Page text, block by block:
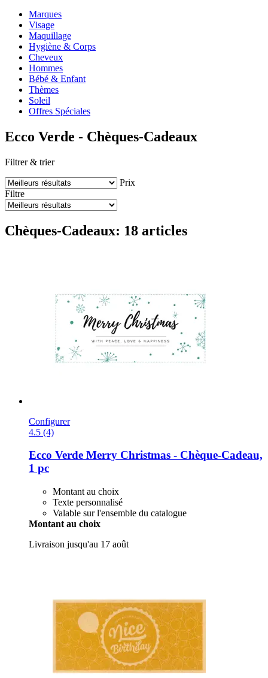
Marques
Visage
Maquillage
Hygiène & Corps
Cheveux
Hommes
Bébé & Enfant
Thèmes
Soleil
Offres Spéciales
Ecco Verde - Chèques-Cadeaux
Filtrer & trier
Prix
Filtre
Chèques-Cadeaux: 18 articles
Configurer
4.5 (4)
Ecco Verde Merry Christmas -​ Chèque-​Cadeau,
1 pc
Montant au choix
Texte personnalisé
Valable sur l'ensemble du catalogue
Montant au choix
Livraison jusqu'au 17 août